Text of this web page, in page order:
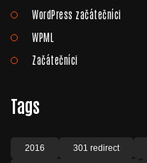
WordPress začátečníci
WPML
Začátečníci
Tags
2016 301 redirect